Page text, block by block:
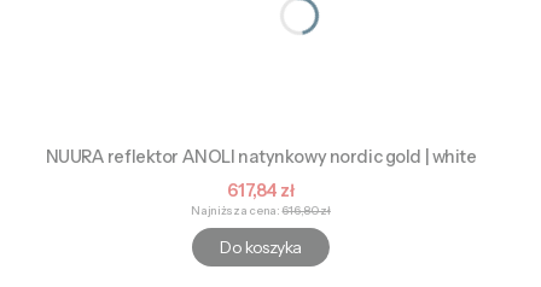
NUURA reflektor ANOLI natynkowy nordic gold | white
Cena promocyjna
617,84 zł
Najniższa cena: 616,80 zł
Do koszyka